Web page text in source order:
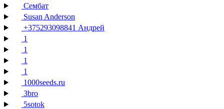
Сембат
Susan Anderson
+375293098841 Андрей
1
1
1
1
1000seeds.ru
3bro
5sotok